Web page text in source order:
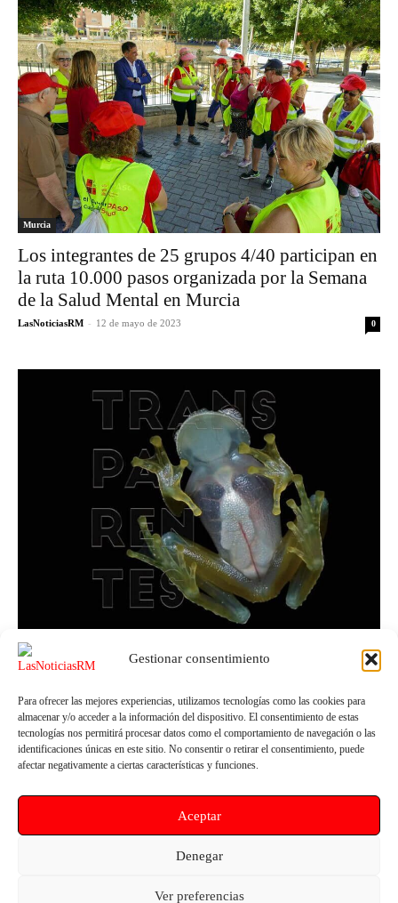
Gestionar consentimiento
Para ofrecer las mejores experiencias, utilizamos tecnologías como las cookies para
almacenar y/o acceder a la información del dispositivo. El consentimiento de estas
tecnologías nos permitirá procesar datos como el comportamiento de navegación o las
identificaciones únicas en este sitio. No consentir o retirar el consentimiento, puede
afectar negativamente a ciertas características y funciones.
Aceptar
Denegar
Ver preferencias
Murcia
Los integrantes de 25 grupos 4/40 participan en
la ruta 10.000 pasos organizada por la Semana
de la Salud Mental en Murcia
LasNoticiasRM - 12 de mayo de 2023 0
Murcia
El Museo de la Ciencia y el Agua de Murcia
invita a descubrir los misterios de los animales
transparentes
11 de mayo de 2023